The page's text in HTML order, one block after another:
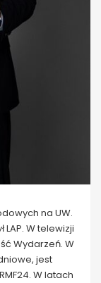
na UW.
LAP. W telewizji
Wydarzeń. W
jest
W latach